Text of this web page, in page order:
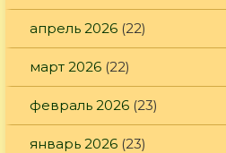
апрель 2026 (22)
март 2026 (22)
февраль 2026 (23)
январь 2026 (23)